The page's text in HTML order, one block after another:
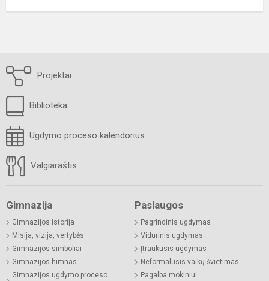
Projektai
Biblioteka
Ugdymo proceso kalendorius
Valgiaraštis
Gimnazija
Gimnazijos istorija
Misija, vizija, vertybės
Gimnazijos simboliai
Gimnazijos himnas
Gimnazijos ugdymo proceso
Paslaugos
Pagrindinis ugdymas
Vidurinis ugdymas
Įtraukusis ugdymas
Neformalusis vaikų švietimas
Pagalba mokiniui